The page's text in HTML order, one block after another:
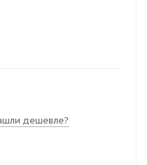
дешевле?